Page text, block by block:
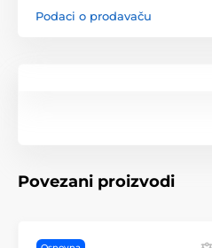
Podaci o prodavaču
Povezani proizvodi